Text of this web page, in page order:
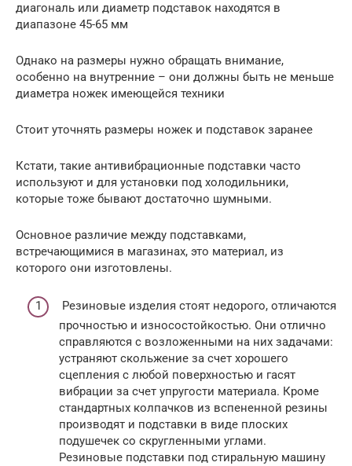
диагональ или диаметр подставок находятся в
диапазоне 45-65 мм
Однако на размеры нужно обращать внимание,
особенно на внутренние – они должны быть не меньше
диаметра ножек имеющейся техники
Стоит уточнять размеры ножек и подставок заранее
Кстати, такие антивибрационные подставки часто
используют и для установки под холодильники,
которые тоже бывают достаточно шумными.
Основное различие между подставками,
встречающимися в магазинах, это материал, из
которого они изготовлены.
Резиновые изделия стоят недорого, отличаются
прочностью и износостойкостью. Они отлично
справляются с возложенными на них задачами:
устраняют скольжение за счет хорошего
сцепления с любой поверхностью и гасят
вибрации за счет упругости материала. Кроме
стандартных колпачков из вспененной резины
производят и подставки в виде плоских
подушечек со скругленными углами.
Резиновые подставки под стиральную машину